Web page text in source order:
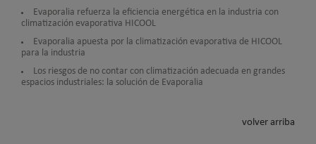
Evaporalia refuerza la eficiencia energética en la industria con
climatización evaporativa HICOOL
Evaporalia apuesta por la climatización evaporativa de HICOOL
para la industria
Los riesgos de no contar con climatización adecuada en grandes
espacios industriales: la solución de Evaporalia
volver arriba